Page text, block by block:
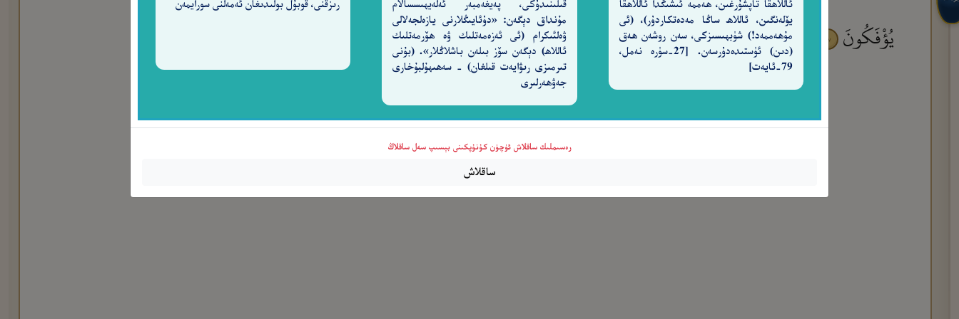
ئاللاھقا تاپشۇرغىن، ھەممە ئىشىڭدا ئاللاھقا
يۆلەنگىن، ئاللاھ ساڭا مەدەتكاردۇر)، (ئى
مۇھەممەد!) شۈبھىسىزكى، سەن روشەن ھەق
(دىن) ئۈستىدەدۇرسەن. [27-سۈرە نەمل،
79-ئايەت]
قىلىنىدۇكى، پەيغەمبەر ئەلەيھىسسالام
مۇنداق دېگەن: «دۇئايىڭلارنى يازەلجەلالى
ۋەلئىكرام (ئى ئەزەمەتلىك ۋە ھۆرمەتلىك
ئاللاھ) دېگەن سۆز بىلەن باشلاڭلار». (بۇنى
تىرمىزى رىۋايەت قىلغان) - سەھىھۇلبۇخارى
جەۋھەرلىرى
رىزقنى، قوبۇل بولىدىغان ئەمەلنى سورايمەن
رەسىملىك ساقلاش ئۈچۈن كۇنۇپكىنى بېسىپ سەل ساقلاڭ
ساقلاش
يُؤْفَكُونَ
٨٧ وَقِيلِهِۦ يَـٰرَبِّ إِنَّ هَـٰٓؤُلَآءِ قَوْمٌ لَّا يُؤْمِنُونَ ٨٨ فَٱصْفَحْ عَنْهُمْ وَقُلْ سَلَـٰمٌ ۚ فَسَوْفَ يَعْلَمُونَ